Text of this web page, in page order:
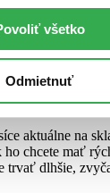
všetko
Odmietnuť
motiv Krtečka,
Díky velkým
aktuálne na
ho chcete mať
trvať dlhšie,